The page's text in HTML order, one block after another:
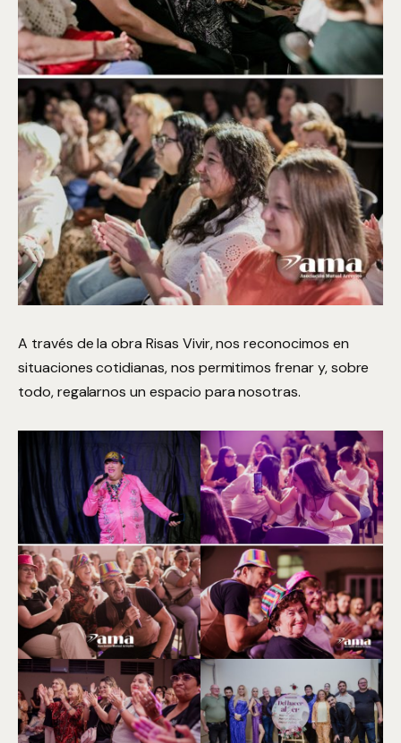
A través de la obra Risas Vivir, nos reconocimos en
situaciones cotidianas, nos permitimos frenar y, sobre
todo, regalarnos un espacio para nosotras.